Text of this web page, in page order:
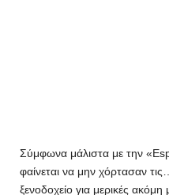
Σύμφωνα μάλιστα με την
φαίνεται να μην χόρτασαν
ξενοδοχείο για μερικές